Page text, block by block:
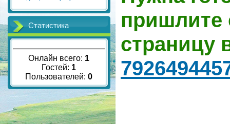
Статистика
Онлайн всего: 1
Гостей: 1
Пользователей:0
пришлите
страницу